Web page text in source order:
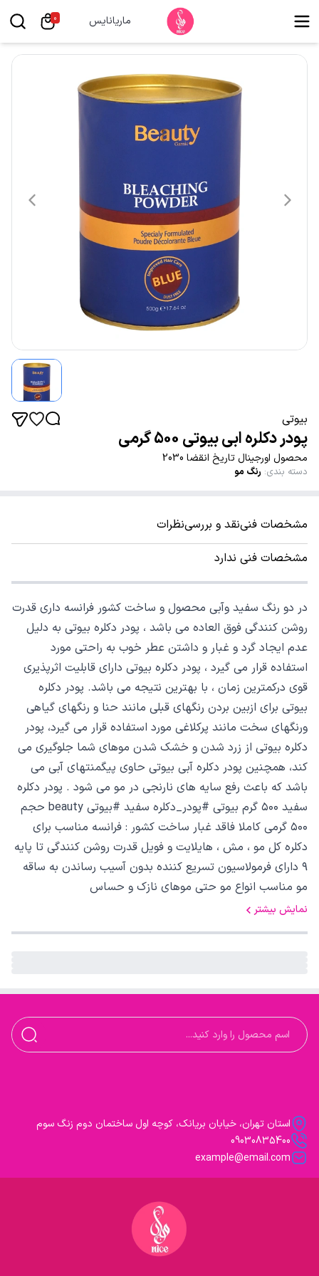
ماریانایس 0
بیوتی
پودر دکلره ابی بیوتی 500 گرمی
محصول اورجینال تاریخ انقضا 2030
دسته بندی: رنگ مو
مشخصات فنینقد و بررسینظرات
مشخصات فنی ندارد
در دو رنگ سفید وآبی محصول و ساخت کشور فرانسه داری قدرت
روشن کنندگی فوق العاده می باشد ، پودر دکلره بیوتی به دلیل
عدم ایجاد گرد و غبار و داشتن عطر خوب به راحتی مورد
استفاده قرار می گیرد ، پودر دکلره بیوتی دارای قابلیت اثرپذیری
قوی درکمترین زمان ، با بهترین نتیجه می باشد. پودر دکلره
بیوتی برای ازبین بردن رنگهای قبلی مانند حنا و رنگهای گیاهی
ورنگهای سخت مانند پرکلاغی مورد استفاده قرار می گیرد، پودر
دکلره بیوتی از زرد شدن و خشک شدن موهای شما جلوگیری می
کند، همچنین پودر دکلره آبی بیوتی حاوی پیگمنتهای آبی می
باشد که باعث رفع سایه های نارنجی در مو می شود . پودر دکلره
سفید ۵۰۰ گرم بیوتی #پودر_دکلره سفید #بیوتی beauty حجم
۵۰۰ گرمی کاملا فاقد غبار ساخت کشور : فرانسه مناسب برای
دکلره کل مو ، مش ، هایلایت و فویل قدرت روشن کنندگی تا پایه
۹ دارای فرمولاسیون تسریع کننده بدون آسیب رساندن به ساقه
مو مناسب انواع مو حتی موهای نازک و حساس
نمایش بیشتر
استان تهران، خیابان بریانک، کوچه اول ساختمان دوم زنگ سوم
09030835400
example@email.com